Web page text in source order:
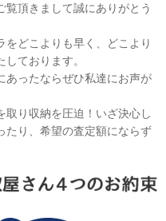
頂きまして誠にありがとう
どこよりも早く、どこより
ております。
あったならぜひ私達にお声が
取り収納を圧迫！いざ決心し
たり、希望の査定額にならず